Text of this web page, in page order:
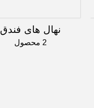
نهال های فندق
2 محصول